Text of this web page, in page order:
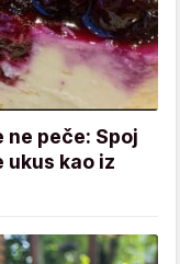
ne peče: Spoj
ukus kao iz